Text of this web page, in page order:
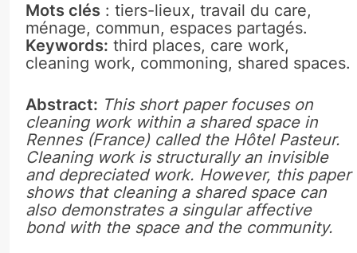
Mots clés : tiers-lieux, travail du care,
ménage, commun, espaces partagés.
Keywords: third places, care work,
cleaning work, commoning, shared spaces.
Abstract: This short paper focuses on
cleaning work within a shared space in
Rennes (France) called the Hôtel Pasteur.
Cleaning work is structurally an invisible
and depreciated work. However, this paper
shows that cleaning a shared space can
also demonstrates a singular affective
bond with the space and the community.